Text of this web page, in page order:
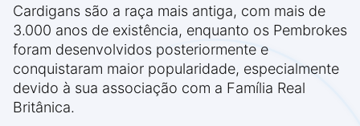
Cardigans são a raça mais antiga, com mais de
3.000 anos de existência, enquanto os Pembrokes
foram desenvolvidos posteriormente e
conquistaram maior popularidade, especialmente
devido à sua associação com a Família Real
Britânica.